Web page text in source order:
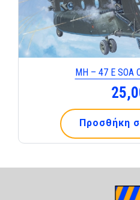
MH – 47 E SOA
Προσθήκη